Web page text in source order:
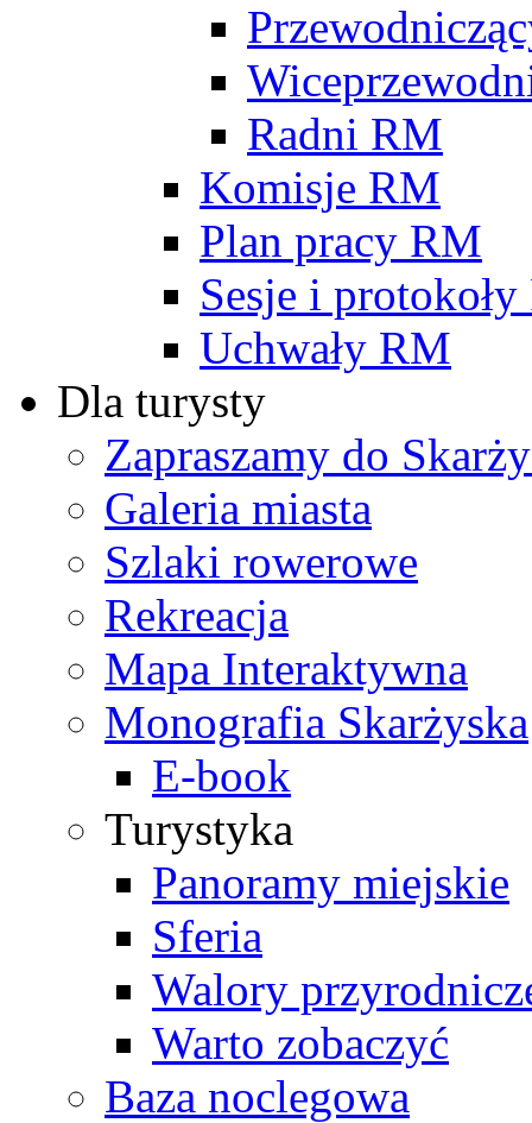
Radni RM
Komisje RM
Plan pracy RM
Sesje i
Uchwały RM
Dla turysty
Zapraszamy do
Galeria miasta
Szlaki rowerowe
Rekreacja
Mapa Interaktywna
Monografia Skarżyska
E-book
Turystyka
Panoramy miejskie
Sferia
Walory
Warto zobaczyć
Baza noclegowa